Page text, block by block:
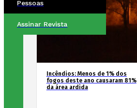
Pessoas
Assinar Revista
Incêndios: Menos de 1% dos
fogos deste ano causaram 81%
da área ardida